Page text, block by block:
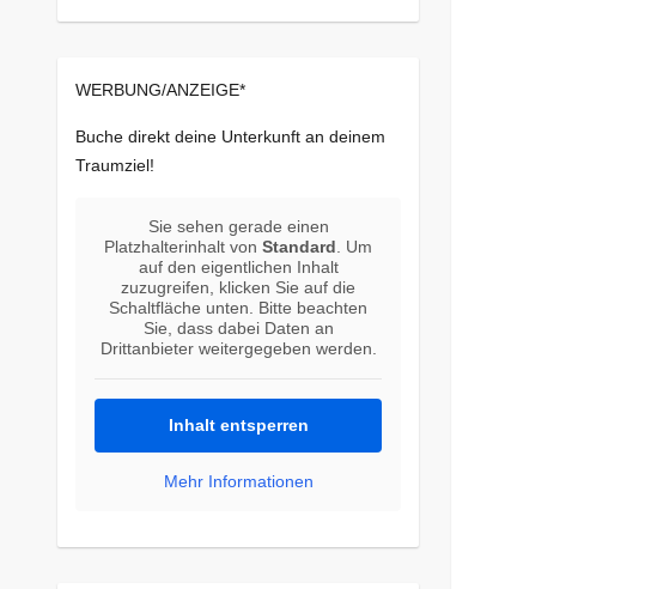
WERBUNG/ANZEIGE*
Buche direkt deine Unterkunft an deinem
Traumziel!
Sie sehen gerade einen
Platzhalterinhalt vonStandard . Um
auf den eigentlichen Inhalt
zuzugreifen, klicken Sie auf die
Schaltfläche unten. Bitte beachten
Sie, dass dabei Daten an
Drittanbieter weitergegeben werden.
Inhalt entsperren
Mehr Informationen